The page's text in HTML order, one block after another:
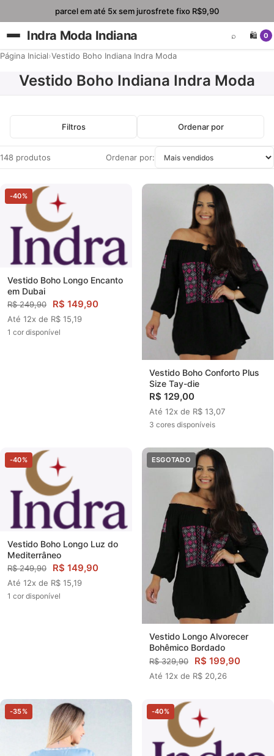
parcel em até 5x sem jurosfrete fixo R$9,90
Indra Moda Indiana ⌕ 🛍️ 0
Página Inicial›Vestido Boho Indiana Indra Moda
Vestido Boho Indiana Indra Moda
Filtros Ordenar por
148 produtos Ordenar por:
-40%
Vestido Boho Longo Encanto
em Dubai
R$ 249,90 R$ 149,90
Até 12x de R$ 15,19
1 cor disponível
Vestido Boho Conforto Plus
Size Tay-die
R$ 129,00
Até 12x de R$ 13,07
3 cores disponíveis
-40%
Vestido Boho Longo Luz do
Mediterrâneo
R$ 249,90 R$ 149,90
Até 12x de R$ 15,19
1 cor disponível
ESGOTADO
Vestido Longo Alvorecer
Bohêmico Bordado
R$ 329,90 R$ 199,90
Até 12x de R$ 20,26
-35% -40%